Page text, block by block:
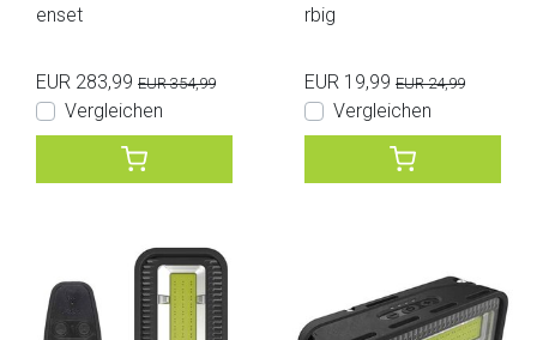
enset
EUR 283,99 EUR 354,99
Vergleichen
rbig
EUR 19,99 EUR 24,99
Vergleichen